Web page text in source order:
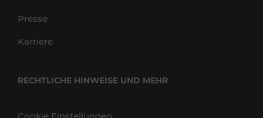
Presse
Karriere
RECHTLICHE HINWEISE UND MEHR